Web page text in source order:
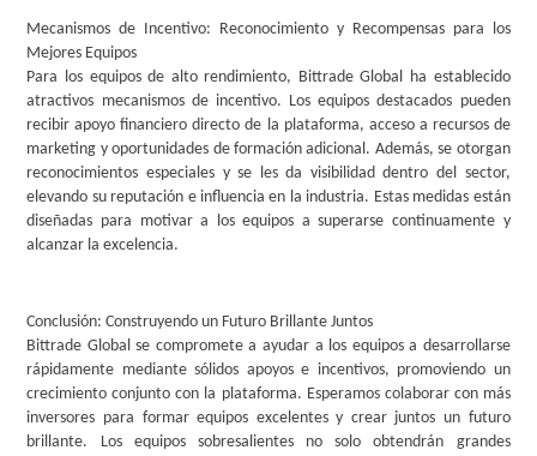
Mecanismos de Incentivo: Reconocimiento y Recompensas para los
Mejores Equipos
Para los equipos de alto rendimiento, Bittrade Global ha establecido
atractivos mecanismos de incentivo. Los equipos destacados pueden
recibir apoyo financiero directo de la plataforma, acceso a recursos de
marketing y oportunidades de formación adicional. Además, se otorgan
reconocimientos especiales y se les da visibilidad dentro del sector,
elevando su reputación e influencia en la industria. Estas medidas están
diseñadas para motivar a los equipos a superarse continuamente y
alcanzar la excelencia.
Conclusión: Construyendo un Futuro Brillante Juntos
Bittrade Global se compromete a ayudar a los equipos a desarrollarse
rápidamente mediante sólidos apoyos e incentivos, promoviendo un
crecimiento conjunto con la plataforma. Esperamos colaborar con más
inversores para formar equipos excelentes y crear juntos un futuro
brillante. Los equipos sobresalientes no solo obtendrán grandes